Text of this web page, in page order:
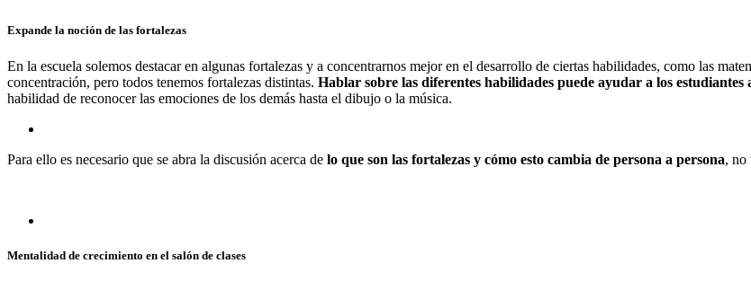
Expande la noción de las fortalezas
En la escuela solemos destacar en algunas fortalezas y a concentrarnos mejor en el desarrollo de ciertas habilidades, como las
concentración, pero todos tenemos fortalezas distintas. Hablar sobre las diferentes habilidades puede ayudar a los estudiantes
habilidad de reconocer las emociones de los demás hasta el dibujo o la música.
Para ello es necesario que se abra la discusión acerca de lo que son las fortalezas y cómo esto cambia de persona a persona, no
Mentalidad de crecimiento en el salón de clases